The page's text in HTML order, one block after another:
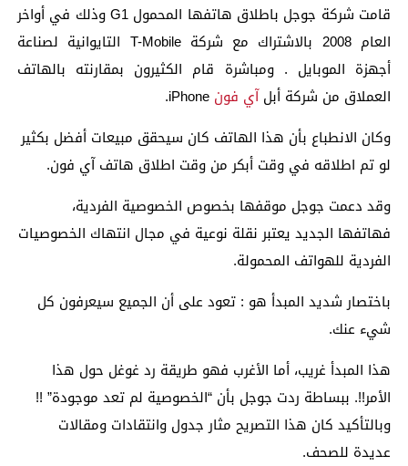
قامت شركة جوجل باطلاق هاتفها المحمول G1 وذلك في أواخر
العام 2008 بالاشتراك مع شركة T-Mobile التايوانية لصناعة
أجهزة الموبايل . ومباشرة قام الكثيرون بمقارنته بالهاتف
العملاق من شركة أبلآي فون
وكان الانطباع بأن هذا الهاتف كان سيحقق مبيعات أفضل بكثير
لو تم اطلاقه في وقت أبكر من وقت اطلاق هاتف آي فون.
وقد دعمت جوجل موقفها بخصوص الخصوصية الفردية،
فهاتفها الجديد يعتبر نقلة نوعية في مجال انتهاك الخصوصيات
الفردية للهواتف المحمولة.
باختصار شديد المبدأ هو : تعود على أن الجميع سيعرفون كل
شيء عنك.
هذا المبدأ غريب، أما الأغرب فهو طريقة رد غوغل حول هذا
الأمر!!. ببساطة ردت جوجل بأن “الخصوصية لم تعد موجودة” !!
وبالتأكيد كان هذا التصريح مثار جدول وانتقادات ومقالات
عديدة للصحف.